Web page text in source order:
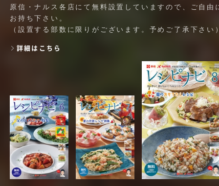
原信・ナルス各店にて無料設置していますので、ご自由
お持ち下さい。
（設置する部数に限りがございます。予めご了承下さい
詳細はこちら